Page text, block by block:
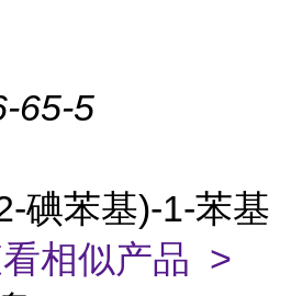
65-5
碘苯基)-1-苯基
相似产品 >